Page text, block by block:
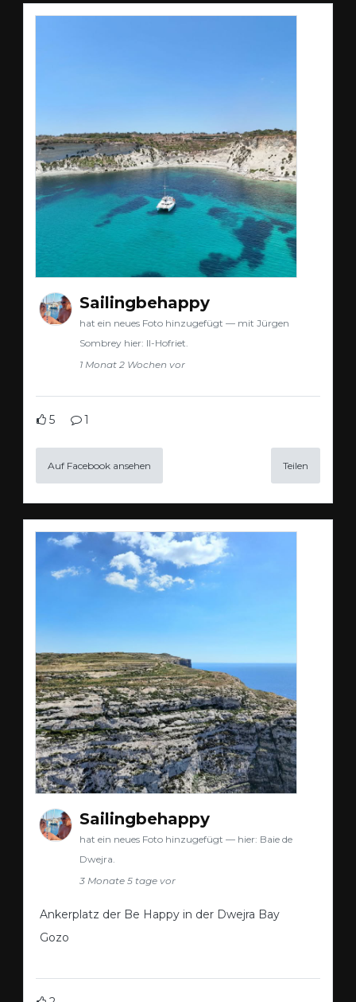
Sailingbehappy
hat ein neues Foto hinzugefügt — mit Jürgen
Sombrey hier: Il-Hofriet.
1 Monat 2 Wochen vor
5 1
Auf Facebook ansehen Teilen
Sailingbehappy
hat ein neues Foto hinzugefügt — hier: Baie de
Dwejra.
3 Monate 5 tage vor
Ankerplatz der Be Happy in der Dwejra Bay
Gozo